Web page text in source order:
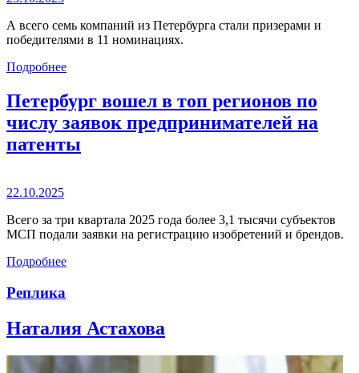
А всего семь компаний из Петербурга стали призерами и
победителями в 11 номинациях.
Подробнее
Петербург вошел в топ регионов по
числу заявок предпринимателей на
патенты
22.10.2025
Всего за три квартала 2025 года более 3,1 тысячи субъектов
МСП подали заявки на регистрацию изобретений и брендов.
Подробнее
Реплика
Наталия Астахова